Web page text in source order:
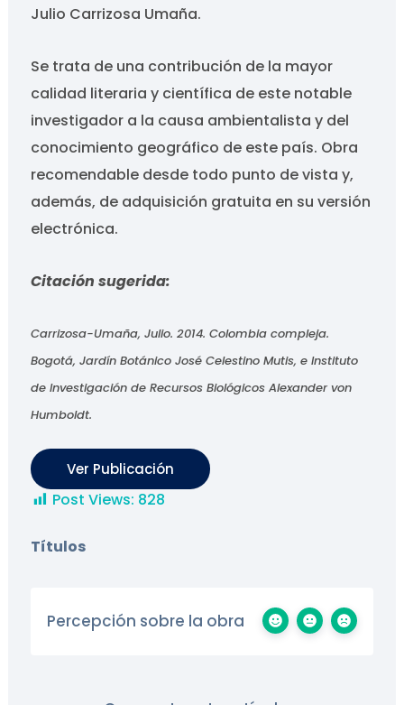
Julio Carrizosa Umaña.
Se trata de una contribución de la mayor
calidad literaria y científica de este notable
investigador a la causa ambientalista y del
conocimiento geográfico de este país. Obra
recomendable desde todo punto de vista y,
además, de adquisición gratuita en su versión
electrónica.
Citación sugerida:
Carrizosa-Umaña, Julio. 2014. Colombia compleja.
Bogotá, Jardín Botánico José Celestino Mutis, e Instituto
de Investigación de Recursos Biológicos Alexander von
Humboldt.
Ver Publicación
Post Views: 828
Títulos
Percepción sobre la obra